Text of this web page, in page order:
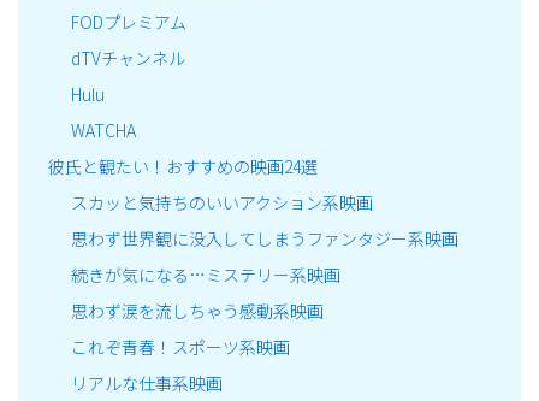
FODプレミアム
dTVチャンネル
Hulu
WATCHA
彼氏と観たい！おすすめの映画24選
スカッと気持ちのいいアクション系映画
思わず世界観に没入してしまうファンタジー系映画
続きが気になる…ミステリー系映画
思わず涙を流しちゃう感動系映画
これぞ青春！スポーツ系映画
リアルな仕事系映画